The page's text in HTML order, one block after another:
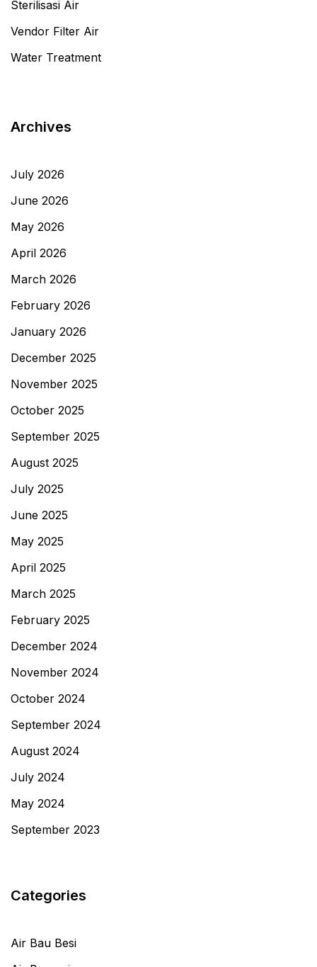
Sterilisasi Air
Vendor Filter Air
Water Treatment
Archives
July 2026
June 2026
May 2026
April 2026
March 2026
February 2026
January 2026
December 2025
November 2025
October 2025
September 2025
August 2025
July 2025
June 2025
May 2025
April 2025
March 2025
February 2025
December 2024
November 2024
October 2024
September 2024
August 2024
July 2024
May 2024
September 2023
Categories
Air Bau Besi